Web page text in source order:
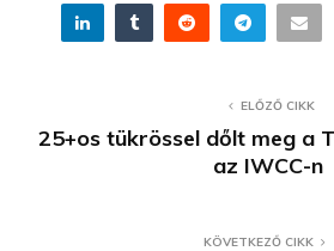
ELŐZŐ CIKK
25+os tükrössel dőlt meg a
az IWCC-n
KÖVETKEZŐ CIKK